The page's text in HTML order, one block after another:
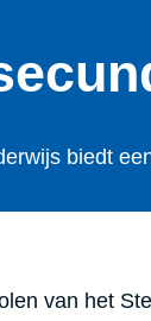
biedt
van het